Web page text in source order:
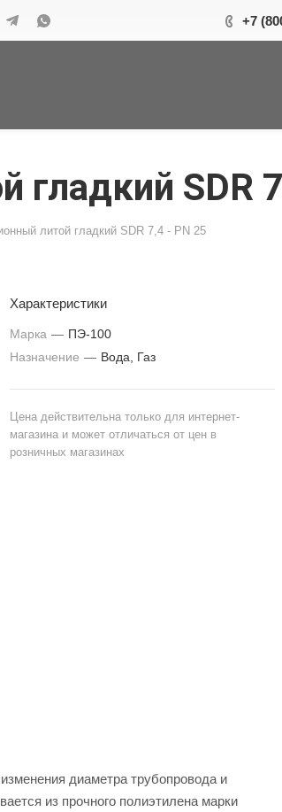
+7
гладкий SDR
литой гладкий SDR 7,4 - PN 25
Характеристики
Марка — ПЭ-100
Назначение — Вода, Газ
Цена действительна только для интернет-
магазина и может отличаться от цен в
розничных магазинах
диаметра трубопровода и
из прочного полиэтилена марки